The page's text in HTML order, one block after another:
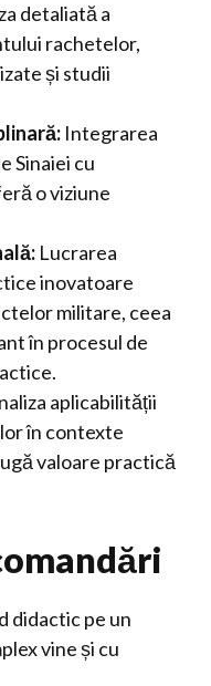
detaliată a
rachetelor,
și studii
Integrarea
Sinaiei cu
o viziune
Lucrarea
inovatoare
militare, ceea
în procesul de
aplicabilității
în contexte
valoare practică
didactic pe un
vine și cu